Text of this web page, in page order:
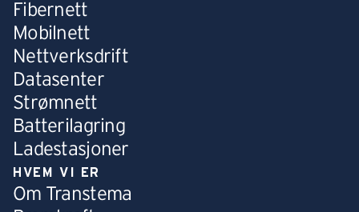
Fibernett
Mobilnett
Nettverksdrift
Datasenter
Strømnett
Batterilagring
Ladestasjoner
HVEM VI ER
Om Transtema